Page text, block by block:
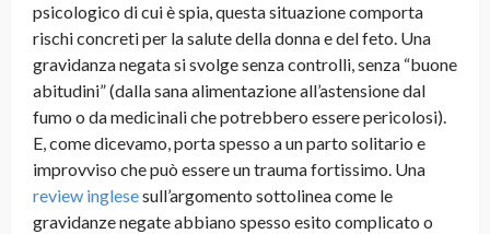
psicologico di cui è spia, questa situazione comporta
rischi concreti per la salute della donna e del feto. Una
gravidanza negata si svolge senza controlli, senza “buone
abitudini” (dalla sana alimentazione all’astensione dal
fumo o da medicinali che potrebbero essere pericolosi).
E, come dicevamo, porta spesso a un parto solitario e
improvviso che può essere un trauma fortissimo. Una
review inglesesull’argomento sottolinea come le
gravidanze negate abbiano spesso esito complicato o